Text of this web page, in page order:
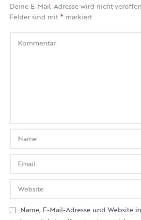
Deine E-Mail-Adresse wird nicht
Felder sind mit* markiert
Name, E-Mail-Adresse und Website